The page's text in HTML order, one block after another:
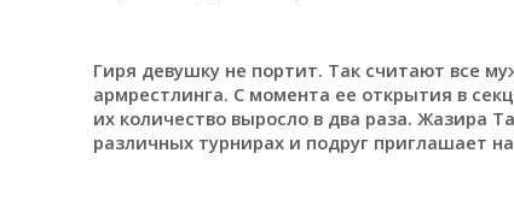
Гиря девушку не портит. Так считают все
армрестлинга. С момента ее открытия в
их количество выросло в два раза. Жазира
различных турнирах и подруг приглашает